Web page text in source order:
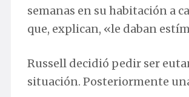
semanas en su habitación a
que, explican, «le daban
Russell decidió pedir ser
situación. Posteriormente